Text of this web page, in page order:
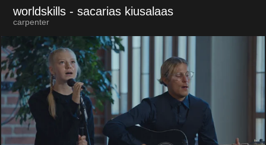
worldskills - sacarias kiusalaas
carpenter